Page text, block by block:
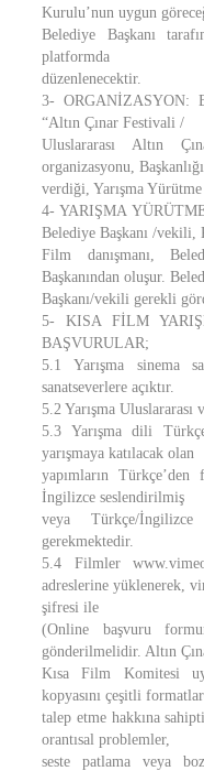
Kurulu’nun uygun
Belediye Başkanı
platformda
düzenlenecektir.
3- ORGANİZASYON:
“Altın Çınar Festivali /
Uluslararası Altın
organizasyonu,
verdiği, Yarışma
4- YARIŞMA
Belediye Başkanı /vekili,
Film danışmanı,
Başkanından oluşur.
Başkanı/vekili gerekli
5- KISA FİLM
BAŞVURULAR;
5.1 Yarışma sinema
sanatseverlere açıktır.
5.2 Yarışma Uluslararası
5.3 Yarışma dili
yarışmaya katılacak olan
yapımların
İngilizce seslendirilmiş
veya Türkçe/
gerekmektedir.
5.4 Filmler
adreslerine yüklenerek,
şifresi ile
(Online başvuru
gönderilmelidir. Altın
Kısa Film Komitesi
kopyasını çeşitli
talep etme hakkına
orantısal problemler,
seste patlama veya